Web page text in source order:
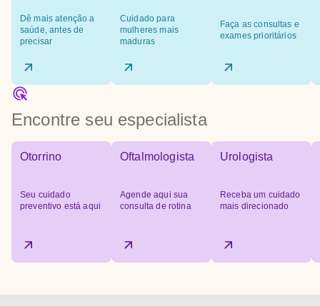
Dê mais atenção a
saúde, antes de
precisar
Cuidado para
mulheres mais
maduras
Faça as consultas e
exames prioritários
Encontre seu especialista
Otorrino
Seu cuidado
preventivo está aqui
Oftalmologista
Agende aqui sua
consulta de rotina
Urologista
Receba um cuidado
mais direcionado